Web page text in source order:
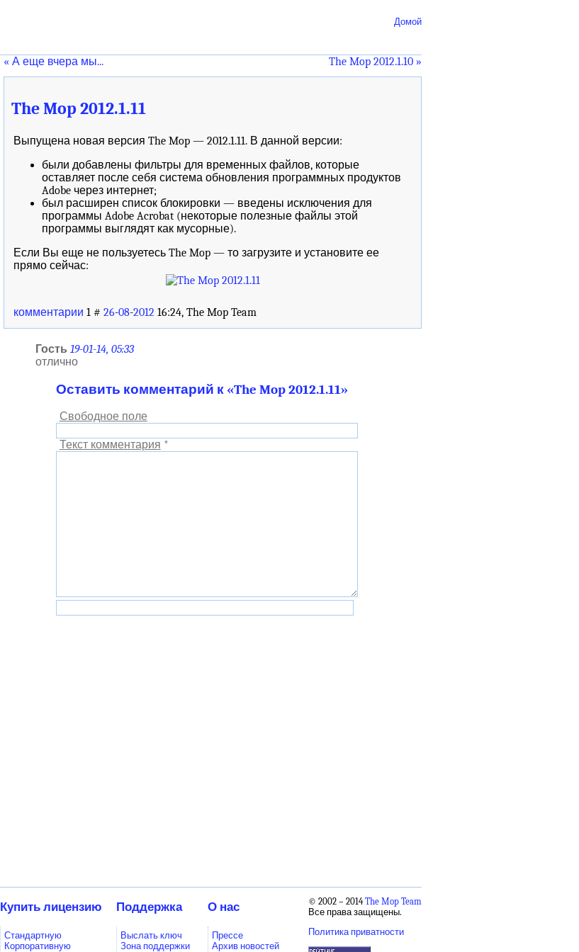
Домой
« А еще вчера мы... The Mop 2012.1.10 »
The Mop 2012.1.11
Выпущена новая версия The Mop — 2012.1.11. В данной версии:
были добавлены фильтры для временных файлов, которые
оставляет после себя система обновления программных продуктов
Adobe через интернет;
был расширен список блокировки — введены исключения для
программы Adobe Acrobat (некоторые полезные файлы этой
программы выглядят как мусорные).
Если Вы еще не пользуетесь The Mop — то загрузите и установите ее
прямо сейчас:
комментарии 1 # 26-08-2012 16:24, The Mop Team
Гость 19-01-14, 05:33
отлично
Оставить комментарий к «The Mop 2012.1.11»
Свободное поле
Текст комментария *
© 2002 – 2014The Mop Team
Все права защищены.
Политика приватности
Купить лицензию
Стандартную
Корпоративную
Поддержка
Выслать ключ
Зона поддержки
О нас
Прессе
Архив новостей